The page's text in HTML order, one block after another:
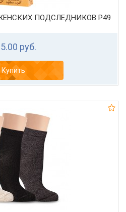
ПОДСЛЕДНИКОВ Р49
руб.
Купить